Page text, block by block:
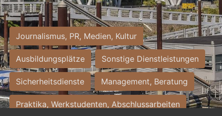
Journalismus, PR, Medien, Kultur
Ausbildungsplätze Sonstige Dienstleistungen
Sicherheitsdienste Management, Beratung
Praktika, Werkstudenten, Abschlussarbeiten